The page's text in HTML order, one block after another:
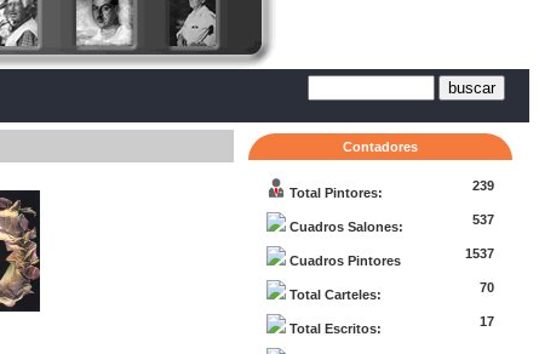
Contadores
Total Pintores: 239
Cuadros Salones: 537
Cuadros Pintores 1537
Total Carteles: 70
Total Escritos: 17